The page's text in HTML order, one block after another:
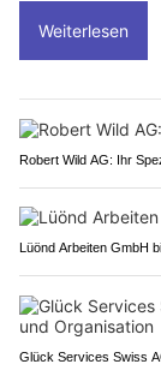
Weiterlesen
Robert Wild AG: Ihr
Lüönd Arbeiten GmbH
Glück Services Swiss